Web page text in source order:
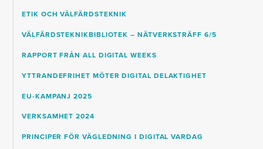
ETIK OCH VÄLFÄRDSTEKNIK
VÄLFÄRDSTEKNIKBIBLIOTEK – NÄTVERKSTRÄFF 6/5
RAPPORT FRÅN ALL DIGITAL WEEKS
YTTRANDEFRIHET MÖTER DIGITAL DELAKTIGHET
EU-KAMPANJ 2025
VERKSAMHET 2024
PRINCIPER FÖR VÄGLEDNING I DIGITAL VARDAG